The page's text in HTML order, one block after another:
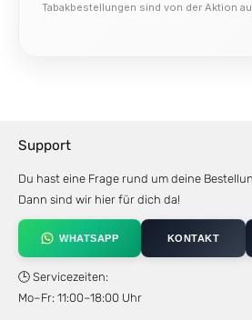
Tabakbestellungen sind von der Aktion
Support
Du hast eine Frage rund um deine
Dann sind wir hier für dich da!
WHATSAPP KONTAKT
🕒 Servicezeiten:
Mo–Fr: 11:00–18:00 Uhr